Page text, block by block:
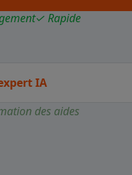
✓ Rapide
IA
des aides